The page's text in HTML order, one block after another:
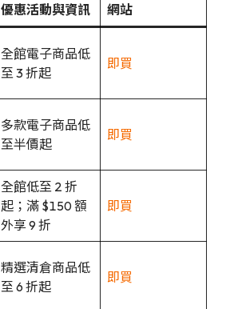
優惠活動與資訊 網站
全館電子商品低
至 3 折起
即買
多款電子商品低
至半價起
即買
全館低至 2 折
起；滿 $150 額
外享 9 折
即買
精選清倉商品低
至 6 折起
即買